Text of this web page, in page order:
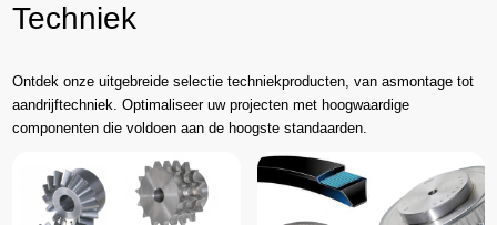
Techniek
Ontdek onze uitgebreide selectie techniekproducten, van asmontage tot
aandrijftechniek. Optimaliseer uw projecten met hoogwaardige
componenten die voldoen aan de hoogste standaarden.